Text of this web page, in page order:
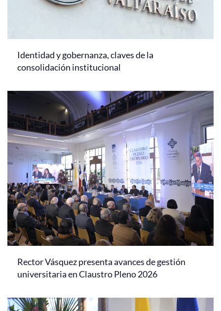
Identidad y gobernanza, claves de la
consolidación institucional
Rector Vásquez presenta avances de gestión
universitaria en Claustro Pleno 2026